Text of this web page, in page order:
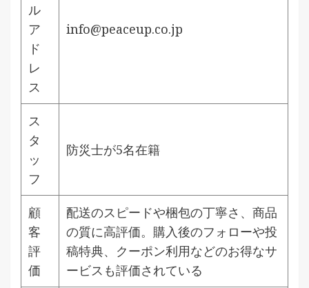
ル
ア
ド
レ
ス
info@peaceup.co.jp
ス
タ
ッ
フ
防災士が5名在籍
顧
客
評
価
配送のスピードや梱包の丁寧さ、商品
の質に高評価。購入後のフォローや投
稿特典、クーポン利用などのお得なサ
ービスも評価されている